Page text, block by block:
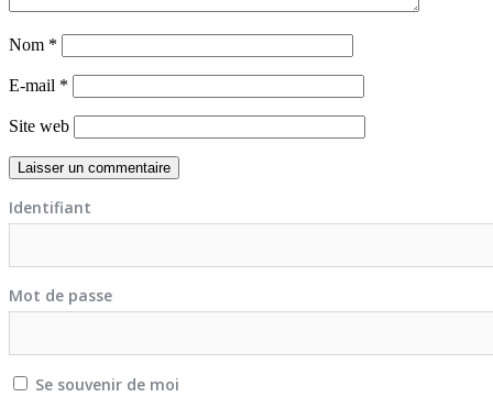
Nom *
E-mail *
Site web
Identifiant
Mot de passe
Se souvenir de moi